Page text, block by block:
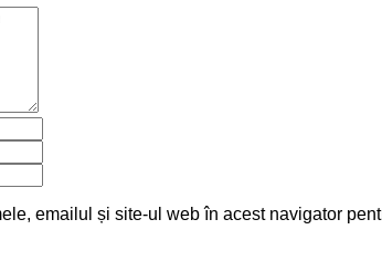
emailul și site-ul web în acest navigator